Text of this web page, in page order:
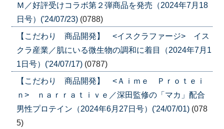
Ｍ／好評受けコラボ第２弾商品を発売（2024年7月18
日号）('24/07/23) (0788)
【こだわり 商品開発】 <イスクラファージ> イス
クラ産業／肌にいる微生物の調和に着目（2024年7月1
1日号）('24/07/17) (0787)
【こだわり 商品開発】 <Ａｉｍｅ Ｐｒｏｔｅｉ
ｎ> ｎａｒｒａｔｉｖｅ／深田監修の「マカ」配合
男性プロテイン（2024年6月27日号）('24/07/01) (078
5)